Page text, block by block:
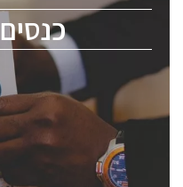
12-13, 2026. The
involved in the
engineers,
senior executives.